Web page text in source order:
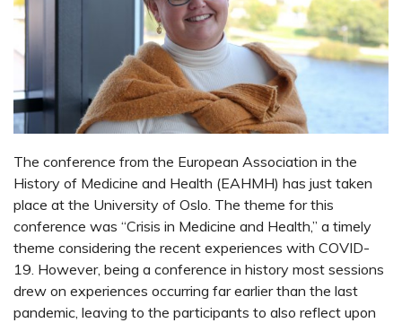
The conference from the European Association in the
History of Medicine and Health (EAHMH) has just taken
place at the University of Oslo. The theme for this
conference was “Crisis in Medicine and Health,” a timely
theme considering the recent experiences with COVID-
19. However, being a conference in history most sessions
drew on experiences occurring far earlier than the last
pandemic, leaving to the participants to also reflect upon